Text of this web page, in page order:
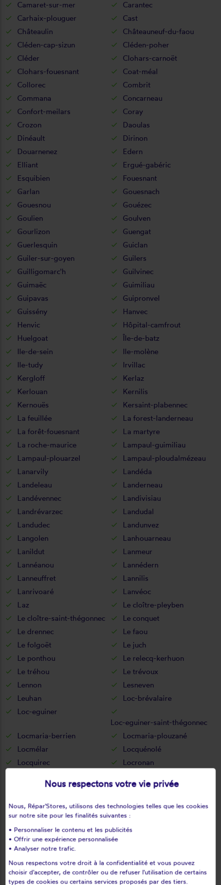
Camaret-sur-mer
Carantec
Carhaix-plouguer
Cast
Châteaulin
Châteauneuf-du-faou
Cléden-cap-sizun
Cléden-poher
Cléder
Clohars-carnoët
Clohars-fouesnant
Coat-méal
Collorec
Combrit
Commana
Concarneau
Confort-meilars
Coray
Crozon
Daoulas
Dinéault
Dirinon
Douarnenez
Edern
Elliant
Ergué-gabéric
Esquibien
Fouesnant
Garlan
Gouesnach
Gouesnou
Gouézec
Goulien
Goulven
Gourlizon
Guengat
Guerlesquin
Guiclan
Guiler-sur-goyen
Guilers
Guilligomarc'h
Guilvinec
Guimaëc
Guimiliau
Guipavas
Guipronvel
Guissény
Hanvec
Henvic
Hôpital-camfrout
Huelgoat
Île-de-batz
Ile-de-sein
Ile-molène
Ile-tudy
Irvillac
Kergloff
Kerlaz
Kerlouan
Kernilis
Kernouës
Kersaint-plabennec
La feuillée
La forest-landerneau
La forêt-fouesnant
La martyre
La roche-maurice
Lampaul-guimiliau
Lampaul-plouarzel
Lampaul-ploudalmézeau
Lanarvily
Landéda
Landeleau
Landerneau
Landévennec
Landivisiau
Landrévarzec
Landudal
Landudec
Landunvez
Langolen
Lanhouarneau
Lanildut
Lanmeur
Lannéanou
Lannédern
Lanneuffret
Lannilis
Lanrivoaré
Lanvéoc
Laz
Le cloître-pleyben
Le cloître-saint-thégonnec
Le conquet
Le drennec
Le faou
Le folgoët
Le juch
Le ponthou
Le relecq-kerhuon
Le tréhou
Le trévoux
Lennon
Lesneven
Leuhan
Loc-brévalaire
Loc-eguiner
Loc-eguiner-saint-thégonnec
Locmaria-berrien
Locmaria-plouzané
Locmélar
Locquénolé
Locquirec
Locronan
Logonna-daoulas
Lopérec
Loperhet
Loqueffret
Mahalon
Melgven
Mellac
Mespaul
Milizac
Morlaix
Névez
Ouessant
Pencran
Penmarch
Nous respectons votre vie privée
Nous, Répar'Stores, utilisons des technologies telles que les cookies
sur notre site pour les finalités suivantes :
• Personnaliser le contenu et les publicités
• Offrir une expérience personnalisée
• Analyser notre trafic.
Nous respectons votre droit à la confidentialité et vous pouvez
choisir d'accepter, de contrôler ou de refuser l'utilisation de certains
types de cookies ou certains services proposés par des tiers.